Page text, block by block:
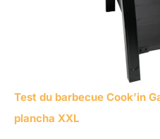
Test du barbecue Cook’in
plancha XXL